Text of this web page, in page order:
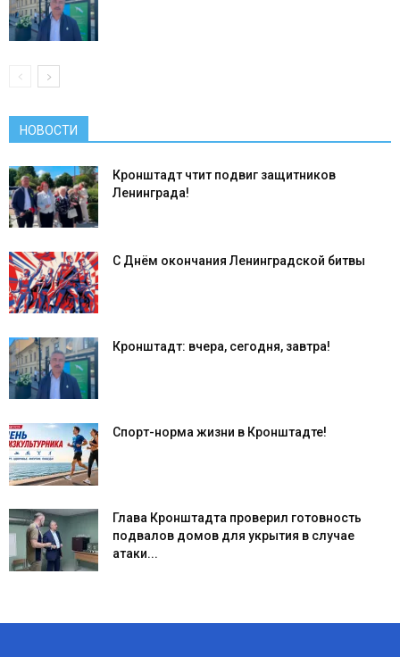
НОВОСТИ
Кронштадт чтит подвиг защитников
Ленинграда!
С Днём окончания Ленинградской битвы
Кронштадт: вчера, сегодня, завтра!
Спорт-норма жизни в Кронштадте!
Глава Кронштадта проверил готовность
подвалов домов для укрытия в случае
атаки...